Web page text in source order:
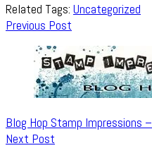
Related Tags: Uncategorized
Post
Previous Post
Blog Hop Stamp Impressions
Next Post